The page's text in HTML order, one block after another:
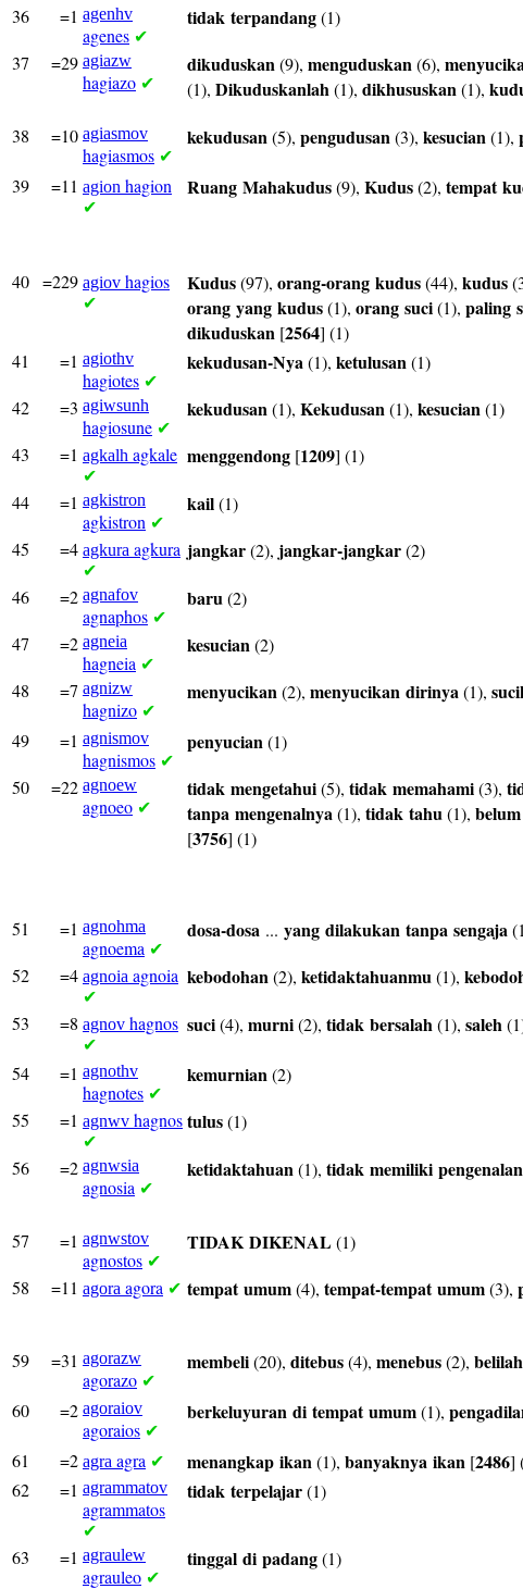
36
=1 agenhv
agenes ✔
tidak terpandang(1)
37 =29 agiazw
hagiazo ✔
dikuduskan(9), menguduskan(6),
(1), Dikuduskanlah(1), dikhususkan(1),
38
=10 agiasmov
hagiasmos ✔
kekudusan(5), pengudusan(3), kesucian(1),
39
=11 agion hagion
✔
Ruang Mahakudus(9), Kudus(2), tempat
40 =229 agiov hagios
✔
Kudus(97), orang-orang kudus(44), kudus
orang yang kudus(1), orang suci(1), paling
dikuduskan [2564] (1)
41
=1 agiothv
hagiotes ✔
kekudusan-Nya(1), ketulusan(1)
42 =3 agiwsunh
hagiosune ✔
kekudusan(1), Kekudusan(1), kesucian(1)
43 =1 agkalh agkale
✔
menggendong [1209] (1)
44 =1 agkistron
agkistron ✔
kail(1)
45 =4 agkura agkura
✔
jangkar(2), jangkar-jangkar(2)
46 =2 agnafov
agnaphos ✔
baru(2)
47 =2 agneia
hagneia ✔
kesucian(2)
48 =7 agnizw
hagnizo ✔
menyucikan(2), menyucikan dirinya(1),
49
=1 agnismov
hagnismos ✔
penyucian(1)
50 =22 agnoew
agnoeo ✔
tidak mengetahui(5), tidak memahami(3),
tanpa mengenalnya(1), tidak tahu(1), belum
[3756] (1)
51
=1 agnohma
agnoema ✔
dosa-dosa ... yang dilakukan tanpa sengaja
52 =4 agnoia agnoia
✔
kebodohan(2), ketidaktahuanmu(1),
53 =8 agnov hagnos
✔
suci(4), murni(2), tidak bersalah(1), saleh
54
=1 agnothv
hagnotes ✔
kemurnian(2)
55 =1 agnwv hagnos
✔
tulus(1)
56 =2 agnwsia
agnosia ✔
ketidaktahuan(1), tidak memiliki pengenalan
57
=1 agnwstov
agnostos ✔
TIDAK DIKENAL(1)
58 =11 agora agora ✔ tempat umum(4), tempat-tempat umum(3),
59
=31 agorazw
agorazo ✔
membeli(20), ditebus(4), menebus(2), belilah
60
=2 agoraiov
agoraios ✔
berkeluyuran di tempat umum(1),
61
=2 agra agra ✔ menangkap ikan(1), banyaknya ikan [2486]
62
=1 agrammatov
agrammatos
✔
tidak terpelajar(1)
63 =1 agraulew
agrauleo ✔
tinggal di padang(1)